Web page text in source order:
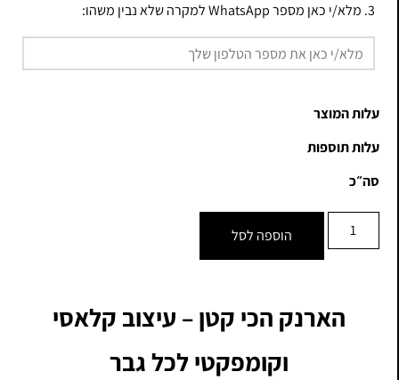
3. מלא/י כאן מספר WhatsApp למקרה שלא נבין משהו:
עלות המוצר
עלות תוספות
סה״כ
הוספה לסל
הארנק הכי קטן – עיצוב קלאסי
וקומפקטי לכל גבר